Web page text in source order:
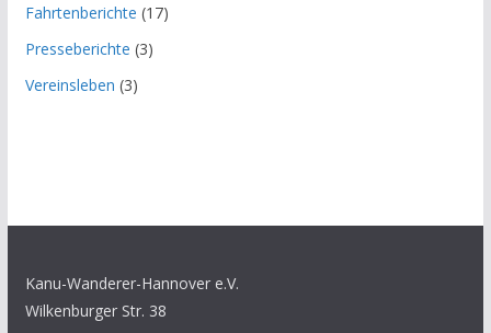
Fahrtenberichte (17)
Presseberichte (3)
Vereinsleben (3)
Kanu-Wanderer-Hannover e.V.
Wilkenburger Str. 38